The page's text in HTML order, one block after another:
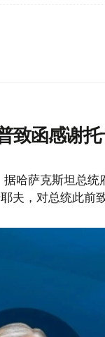
致函感谢
据哈萨克斯坦总
夫，对总统此前